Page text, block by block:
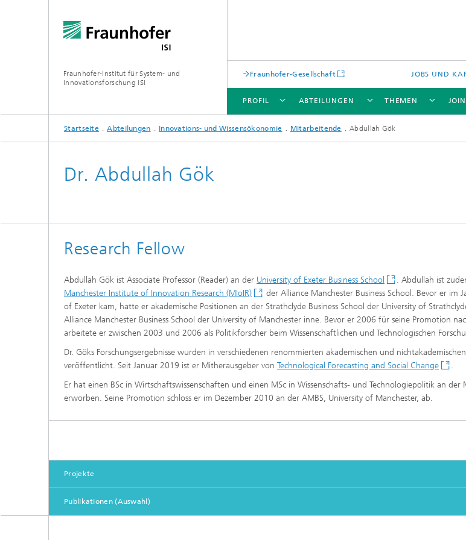
Fraunhofer-Institut für System- und
Innovationsforschung ISI
Fraunhofer-Gesellschaft JOBS UND
PROFIL
PROFIL
ABTEILUNGEN
ABTEILUNGEN
THEMEN
THEMEN
JOINT INNOVATION HUB
Startseite Abteilungen Innovations- und Wissensökonomie Mitarbeitende Abdullah Gök
Dr. Abdullah Gök
Research Fellow
Abdullah Gök ist Associate Professor (Reader) an der University of Exeter Business School
. Abdullah ist
Manchester Institute of Innovation Research (MIoIR)
der Alliance Manchester Business School. Bevor er im
of Exeter kam, hatte er akademische Positionen an der Strathclyde Business School der University of
Alliance Manchester Business School der University of Manchester inne. Bevor er 2006 für seine Promotion
arbeitete er zwischen 2003 und 2006 als Politikforscher beim Wissenschaftlichen und Technologischen
Dr. Göks Forschungsergebnisse wurden in verschiedenen renommierten akademischen und
veröffentlicht. Seit Januar 2019 ist er Mitherausgeber von Technological Forecasting and Social Change
.
Er hat einen BSc in Wirtschaftswissenschaften und einen MSc in Wissenschafts- und Technologiepolitik an der
erworben. Seine Promotion schloss er im Dezember 2010 an der AMBS, University of Manchester, ab.
Projekte
Publikationen (Auswahl)